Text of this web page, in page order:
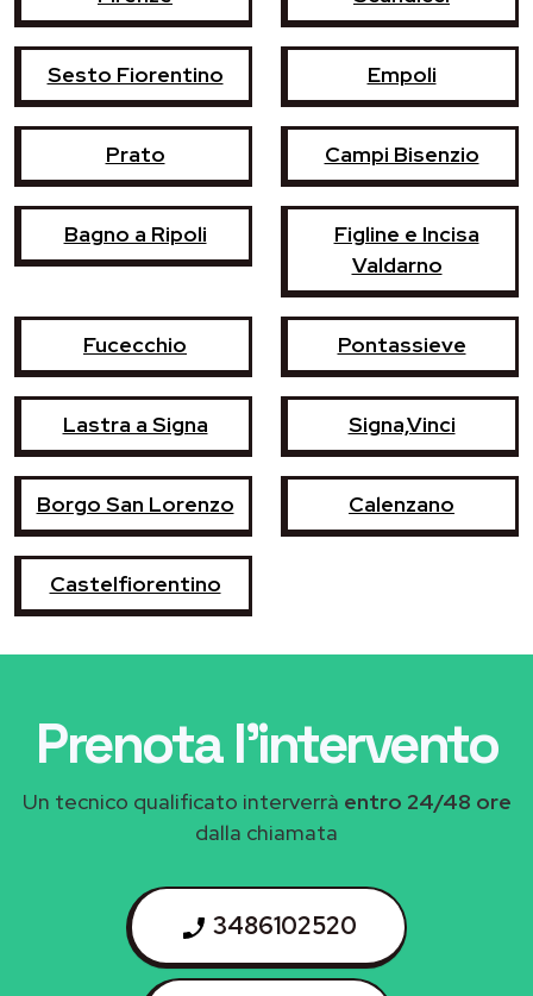
Sesto Fiorentino Empoli
Prato Campi Bisenzio
Bagno a Ripoli
Figline e Incisa
Valdarno
Fucecchio Pontassieve
Lastra a Signa Signa,Vinci
Borgo San Lorenzo Calenzano
Castelfiorentino
Prenota l'intervento
Un tecnico qualificato interverrà entro 24/48 ore
dalla chiamata
3486102520